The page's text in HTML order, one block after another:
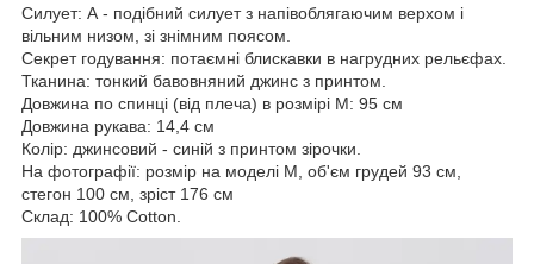
Силует: А - подібний силует з напівоблягаючим верхом і
вільним низом, зі знімним поясом.
Секрет годування: потаємні блискавки в нагрудних рельєфах.
Тканина: тонкий бавовняний джинс з принтом.
Довжина по спинці (від плеча) в розмірі М: 95 см
Довжина рукава: 14,4 см
Колір: джинсовий - синій з принтом зірочки.
На фотографії: розмір на моделі М, об'єм грудей 93 см,
стегон 100 см, зріст 176 см
Склад: 100% Cotton.